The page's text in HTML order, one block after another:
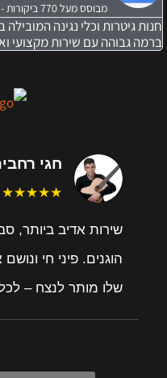
מבוסס מעל 770 ביקורות - powered by Google
חנות גיטרות וכלי נגינה
ברמה גבוהה עם שירות מקצועי
חגי
★★★★★
שירות אדיב ביותר,
הוגנים. פיני חי
שלו מותר לנצח –